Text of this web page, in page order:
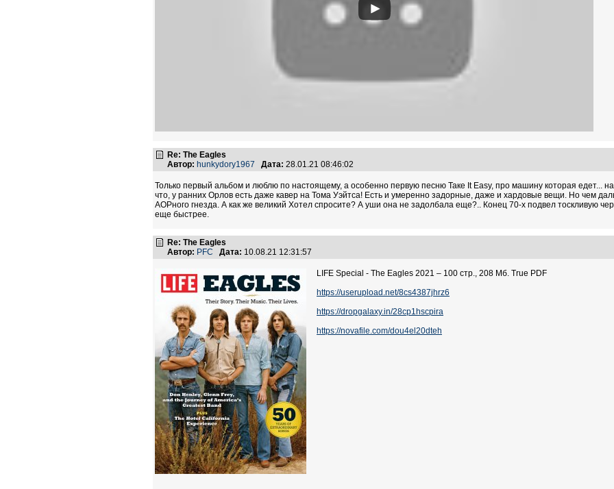
Re: The Eagles
Автор: hunkydory1967 Дата: 28.01.21 08:46:02
Только первый альбом и люблю по настоящему, а особенно первую песню Таке It Easy, про машину которая едет...
что, у ранних Орлов есть даже кавер на Тома Уэйтса! Есть и умеренно задорные, даже и хардовые вещи. Но чем
АОРного гнезда. А как же великий Хотел спросите? А уши она не задолбала еще?.. Конец 70-х подвел тоскливую
еще быстрее.
Re: The Eagles
Автор: PFC Дата: 10.08.21 12:31:57
LIFE Special - The Eagles 2021 – 100 стр., 208 Мб. True PDF
https://userupload.net/8cs4387jhrz6
https://dropgalaxy.in/28cp1hscpira
https://novafile.com/dou4el20dteh